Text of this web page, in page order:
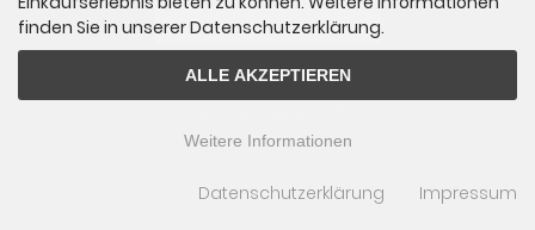
finden Sie in unserer Datenschutzerklärung.
ALLE AKZEPTIEREN
Weitere Informationen
Datenschutzerklärung Impressum